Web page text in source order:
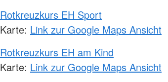
Rotkreuzkurs EH Sport
Karte: Link zur Google Maps Ansicht
Rotkreuzkurs EH am Kind
Karte: Link zur Google Maps Ansicht